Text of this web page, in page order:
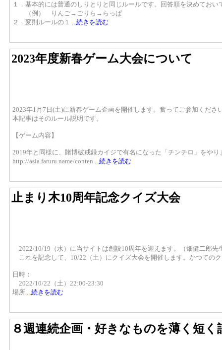
１．基本的には普通のしりとりと同じルールです。回答順を決めてお
（例） りんご→ごりら→らっぱ
２．変則ルールの１ ...続きを読む
2023年度新春ゲーム大会について
2023年1月7日(土)に新春ゲーム企画を開催します。奮ってご参加くださ
本記事はそのルール説明です。
【ゲーム内容】
2019年と同様に、賭博破戒録カイジで有名になった「チンチロ」をや
http://asia.faruru.name/conten ...続きを読む
止まり木10周年記念クイズ大会
2022/10/19（水）に当サイトは創設10周年を迎えます。（畑健二郎先
これを記念して、10/22（土）にクイズ大会を開催します。かつての
日時：
2022/10/22（土）22:00-23:30
場所 ...続きを読む
８週連続企画・好きなものを薄く短く